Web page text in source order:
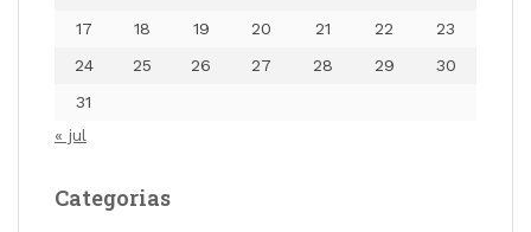
17
18 19 20 21 22
23
24
25 26 27 28 29
30
31
« jul
Categorias